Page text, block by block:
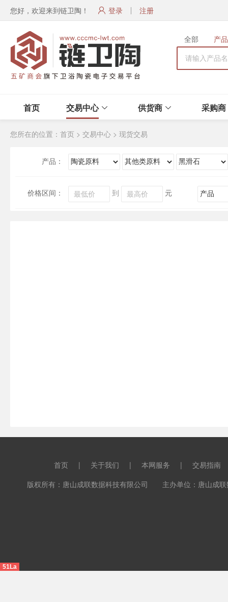
您好，欢迎来到链卫陶！ 登录 注册
全部 产品
首页 交易中心 供货商 采购商
您所在的位置： 首页 > 交易中心 > 现货交易
产品：
价格区间： 到 元
首页 | 关于我们 | 本网服务 |
交易指南
版权所有：唐山成联数据科技有限公司 主办单位：唐山成
51La